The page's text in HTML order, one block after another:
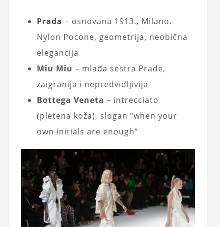
Prada – osnovana 1913., Milano.
Nylon Pocone, geometrija, neobična
elegancija
Miu Miu – mlađa sestra Prade,
zaigranija i nepredvidljivija
Bottega Veneta – intrecciato
(pletena koža), slogan “when your
own initials are enough”